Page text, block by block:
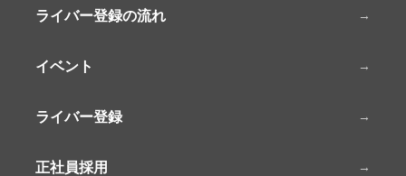
ライバー登録の流れ
イベント
ライバー登録
正社員採用